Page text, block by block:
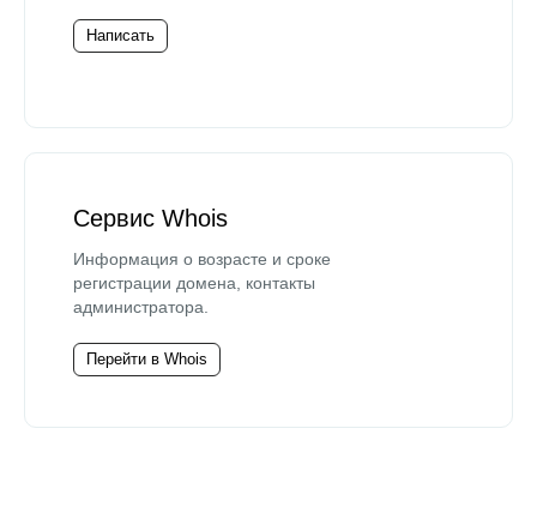
Написать
Сервис Whois
Информация о возрасте и сроке
регистрации домена, контакты
администратора.
Перейти в Whois